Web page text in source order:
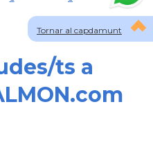
Tornar al capdamunt
ts a